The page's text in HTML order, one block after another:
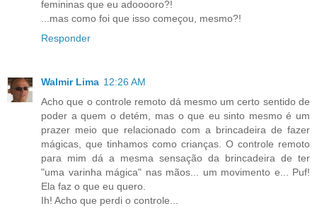
femininas que eu adooooro?!
...mas como foi que isso começou, mesmo?!
Responder
Walmir Lima 12:26 AM
Acho que o controle remoto dá mesmo um certo sentido de
poder a quem o detém, mas o que eu sinto mesmo é um
prazer meio que relacionado com a brincadeira de fazer
mágicas, que tinhamos como crianças. O controle remoto
para mim dá a mesma sensação da brincadeira de ter
"uma varinha mágica" nas mãos... um movimento e... Puf!
Ela faz o que eu quero.
Ih! Acho que perdi o controle...